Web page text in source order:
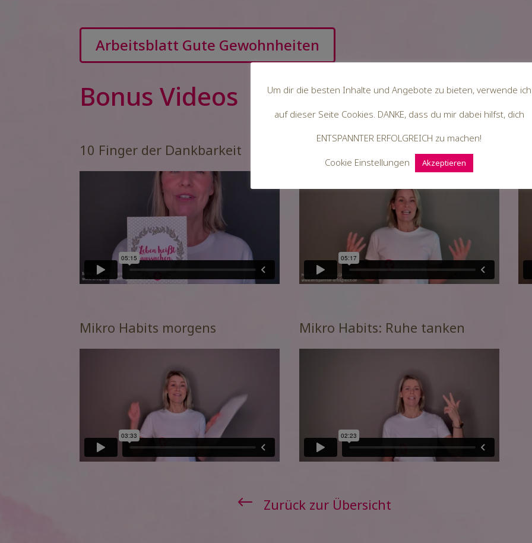
Arbeitsblatt Gute Gewohnheiten
Bonus Videos
10 Finger der Dankbarkeit
Mikro Habits morgens Mikro Habits: Ruhe tanken
# Zurück zur Übersicht
Um dir die besten Inhalte und Angebote zu bieten, verwende ich
auf dieser Seite Cookies. DANKE, dass du mir dabei hilfst, dich
ENTSPANNTER ERFOLGREICH zu machen!
Cookie Einstellungen Akzeptieren